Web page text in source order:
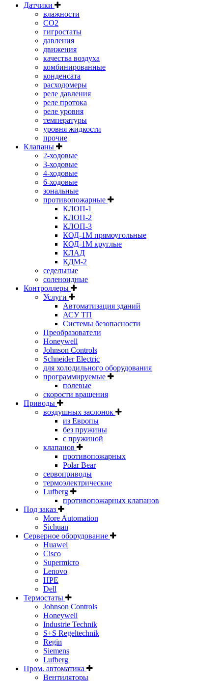
Датчики
влажности
CO2
гигростаты
давления
движения
качества воздуха
комбинированные
конденсата
расходомеры
реле давления
реле протока
реле уровня
температуры
уровня жидкости
прочие
Клапаны
2-ходовые
3-ходовые
4-ходовые
6-ходовые
зональные
противопожарные
КЛОП-1
КЛОП-2
КЛОП-3
КОД-1М прямоугольные
КОД-1М круглые
КЛАД
КДМ-2
седельные
соленоидные
Контроллеры
Услуги
Автоматизация зданий
АСУ ТП
Системы безопасности
Преобразователи
Honeywell
Johnson Controls
Schneider Electric
для холодильного оборудования
программируемые
полевые
скорости вращения
Приводы
воздушных заслонок
из Европы
без пружины
с пружиной
клапанов
противопожарных
Polar Bear
сервоприводы
термоэлектрические
Lufberg
противопожарных клапанов
Под заказ
More Automation
Sichuan
Серверное оборудование
Huawei
Cisco
Supermicro
Lenovo
HPE
Dell
Термостаты
Johnson Controls
Honeywell
Industrie Technik
S+S Regeltechnik
Regin
Siemens
Lufberg
Пром. автоматика
Вентиляторы